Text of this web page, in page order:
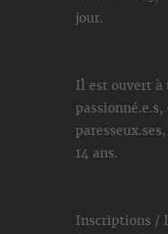
jour.
Il est ouvert à
14 ans.
Inscriptions /